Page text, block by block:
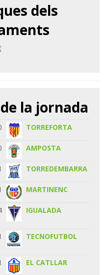
dels
la jornada
TORREFORTA
AMPOSTA
TORREDEMBARRA
MARTINENC
IGUALADA
TECNOFUTBOL
EL CATLLAR